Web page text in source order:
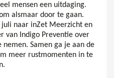
mensen een uitdaging.
alsmaar door te gaan.
juli naar inZet Meerzicht en
van Indigo Preventie over
Samen ga je aan de
meer rustmomenten in te